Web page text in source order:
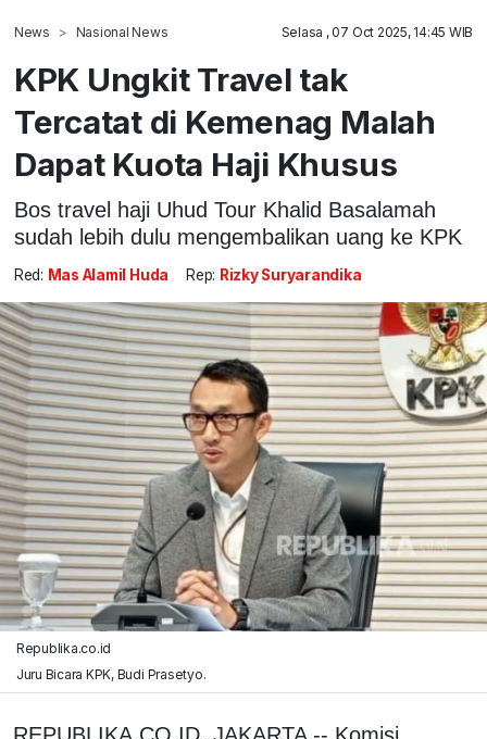
News Nasional News Selasa , 07 Oct 2025, 14:45 WIB
KPK Ungkit Travel tak
Tercatat di Kemenag Malah
Dapat Kuota Haji Khusus
Bos travel haji Uhud Tour Khalid Basalamah
sudah lebih dulu mengembalikan uang ke KPK
Red: Mas Alamil Huda Rep: Rizky Suryarandika
Republika.co.id
Juru Bicara KPK, Budi Prasetyo.